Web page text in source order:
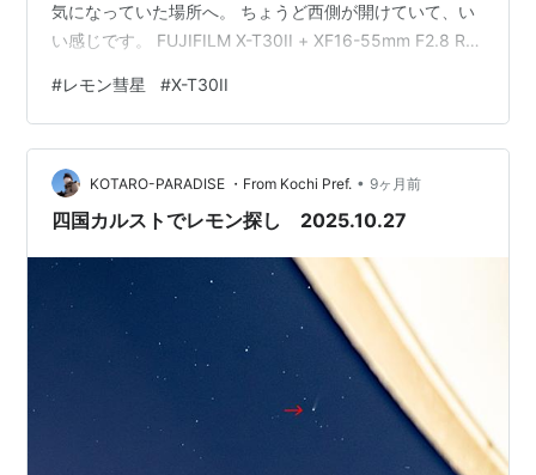
気になっていた場所へ。 ちょうど西側が開けていて、い
い感じです。 FUJIFILM X-T30II + XF16-55mm F2.8 R
撮ったらどこに彗星があるのか分かりませんよね(^_^;)。
トリミングしてみます。 左上の方にレモン彗星が見えま
す。 FUJIFILM X-T30II + XF16-55mm F2.8 R LM WR II
今日はミスが2つ。 あれ？、ソフトフ…
#レモン彗星 #X-T30II
KOTARO-PARADISE ・From Kochi Pref. • 9ヶ月前
四国カルストでレモン探し 2025.10.27